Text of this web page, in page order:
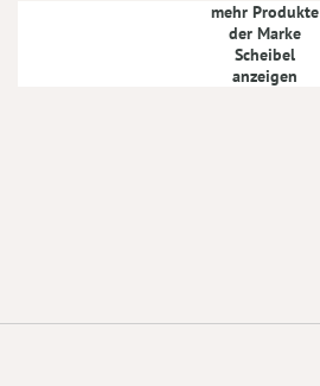
mehr Produkte
der Marke
Scheibel
anzeigen